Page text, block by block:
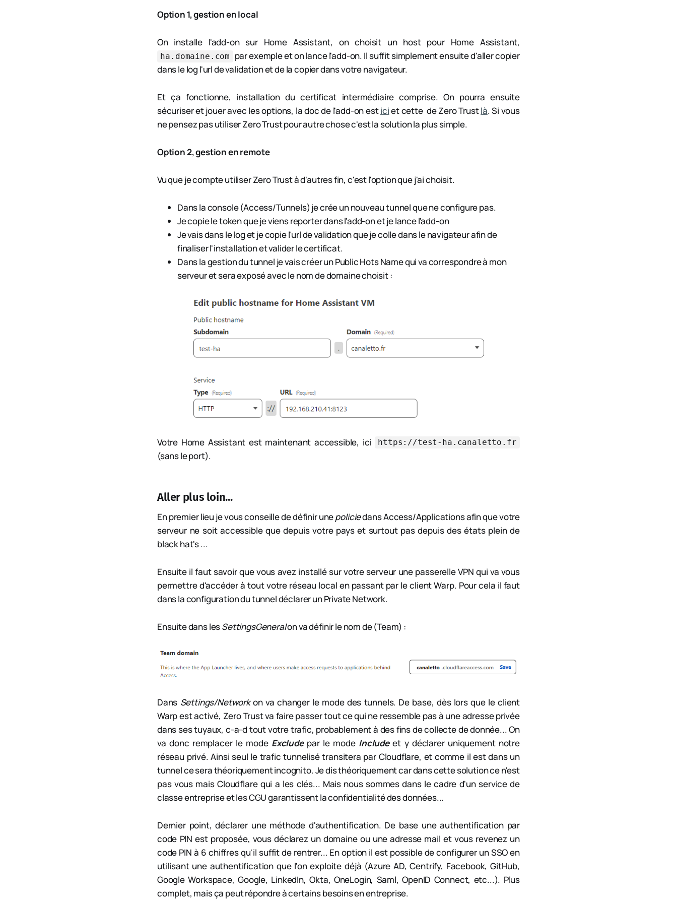
Option 1, gestion en local
On installe l'add-on sur Home Assistant, on choisit un host pour Home Assistant,
ha.domaine.com
par exemple et on lance l'add-on. Il suffit simplement ensuite d'aller copier
dans le log l'url de validation et de la copier dans votre navigateur.
Et ça fonctionne, installation du certificat intermédiaire comprise. On pourra ensuite
sécuriser et jouer avec les options, la doc de l'add-on esticiet cette de Zero Trustlà. Si vous
ne pensez pas utiliser Zero Trust pour autre chose c'est la solution la plus simple.
Option 2, gestion en remote
Vu que je compte utiliser Zero Trust à d'autres fin, c'est l'option que j'ai choisit.
Dans la console (Access/Tunnels) je crée un nouveau tunnel que ne configure pas.
Je copie le token que je viens reporter dans l'add-on et je lance l'add-on
Je vais dans le log et je copie l'url de validation que je colle dans le navigateur afin de
finaliser l'installation et valider le certificat.
Dans la gestion du tunnel je vais créer un Public Hots Name qui va correspondre à mon
serveur et sera exposé avec le nom de domaine choisit :
Votre Home Assistant est maintenant accessible, ici https://test-ha.canaletto.fr
(sans le port).
Aller plus loin...
En premier lieu je vous conseille de définir unepoliciedans Access/Applications afin que votre
serveur ne soit accessible que depuis votre pays et surtout pas depuis des états plein de
black hat's ...
Ensuite il faut savoir que vous avez installé sur votre serveur une passerelle VPN qui va vous
permettre d'accéder à tout votre réseau local en passant par le client Warp. Pour cela il faut
dans la configuration du tunnel déclarer un Private Network.
Ensuite dans lesSettingsGeneralon va définir le nom de (Team) :
Dans Settings/Networkon va changer le mode des tunnels. De base, dès lors que le client
Warp est activé, Zero Trust va faire passer tout ce qui ne ressemble pas à une adresse privée
dans ses tuyaux, c-a-d tout votre trafic, probablement à des fins de collecte de donnée... On
va donc remplacer le mode Excludepar le mode Includeet y déclarer uniquement notre
réseau privé. Ainsi seul le trafic tunnelisé transitera par Cloudflare, et comme il est dans un
tunnel ce sera théoriquement incognito. Je dis théoriquement car dans cette solution ce n'est
pas vous mais Cloudflare qui a les clés... Mais nous sommes dans le cadre d'un service de
classe entreprise et les CGU garantissent la confidentialité des données...
Dernier point, déclarer une méthode d'authentification. De base une authentification par
code PIN est proposée, vous déclarez un domaine ou une adresse mail et vous revenez un
code PIN à 6 chiffres qu'il suffit de rentrer... En option il est possible de configurer un SSO en
utilisant une authentification que l'on exploite déjà (Azure AD, Centrify, Facebook, GitHub,
Google Workspace, Google, LinkedIn, Okta, OneLogin, Saml, OpenID Connect, etc...). Plus
complet, mais ça peut répondre à certains besoins en entreprise.